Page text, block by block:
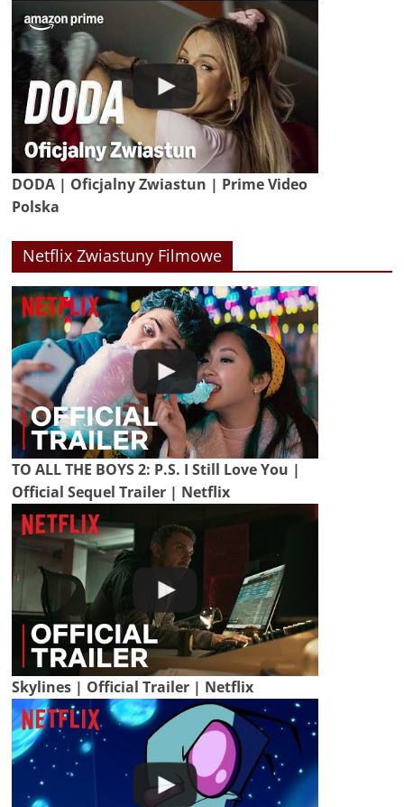
DODA | Oficjalny Zwiastun | Prime Video
Polska
Netflix Zwiastuny Filmowe
TO ALL THE BOYS 2: P.S. I Still Love You |
Official Sequel Trailer | Netflix
Skylines | Official Trailer | Netflix